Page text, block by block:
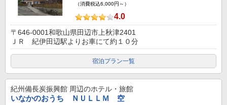
（消費税込6,000円～）
4.0
〒646-0001和歌山県田辺市上秋津2401
ＪＲ 紀伊田辺駅よりお車にて約１０分
宿泊プラン一覧
紀州備長炭振興館 周辺のホテル・旅館
いなかのおうち ＮＵＬＬＭ 空